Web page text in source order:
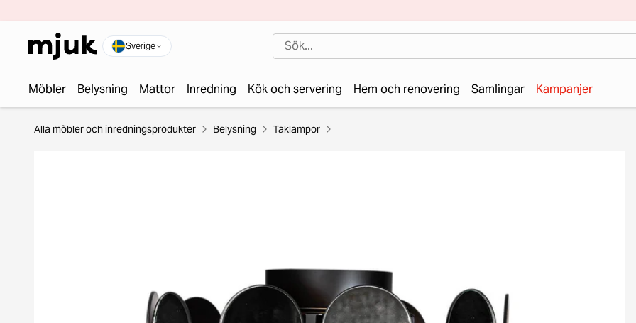
Sverige
Möbler Belysning Mattor Inredning Kök och servering Hem och renovering Samlingar Kampanjer
Alla möbler och inredningsprodukter Belysning Taklampor